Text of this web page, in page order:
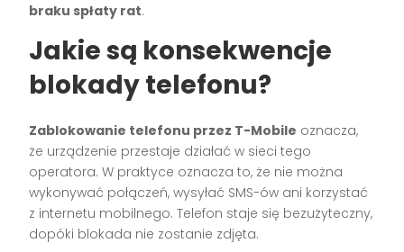
braku spłaty rat.
Jakie są konsekwencje
blokady telefonu?
Zablokowanie telefonu przez T-Mobile oznacza,
że urządzenie przestaje działać w sieci tego
operatora. W praktyce oznacza to, że nie można
wykonywać połączeń, wysyłać SMS-ów ani korzystać
z internetu mobilnego. Telefon staje się bezużyteczny,
dopóki blokada nie zostanie zdjęta.